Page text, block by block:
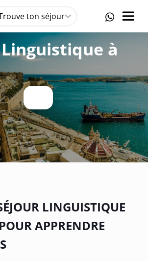
ton séjour
à
LINGUISTIQUE
APPRENDRE